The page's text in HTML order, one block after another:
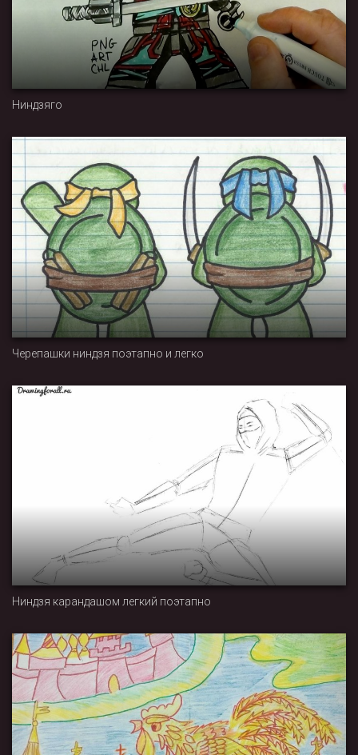
Ниндзяго
Черепашки ниндзя поэтапно и легко
Ниндзя карандашом легкий поэтапно